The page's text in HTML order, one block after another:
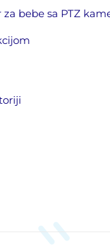
bebe sa PTZ